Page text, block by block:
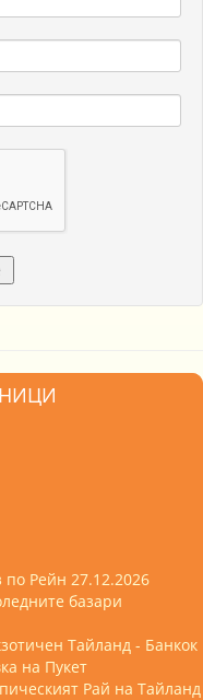
Рейн 27.12.2026
базари
Тайланд - Банкок
на Пукет
Рай на Тайланд